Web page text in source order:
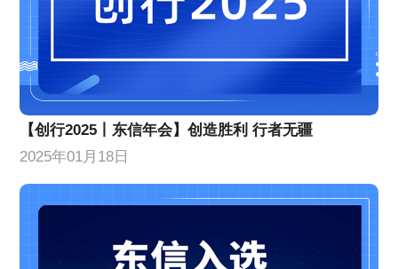
【创行2025丨东信年会】创造胜利 行者无疆
2025年01月18日